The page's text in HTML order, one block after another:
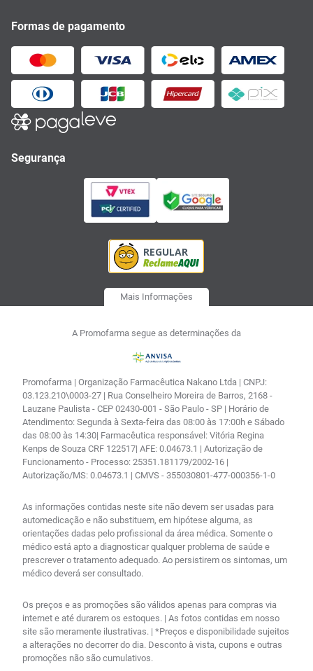
Formas de pagamento
Segurança
Mais Informações
A Promofarma segue as determinações da
Promofarma | Organização Farmacêutica Nakano Ltda | CNPJ:
03.123.210\0003-27 | Rua Conselheiro Moreira de Barros, 2168 -
Lauzane Paulista - CEP 02430-001 - São Paulo - SP | Horário de
Atendimento: Segunda à Sexta-feira das 08:00 às 17:00h e Sábado
das 08:00 às 14:30| Farmacêutica responsável: Vitória Regina
Kenps de Souza CRF 122517| AFE: 0.04673.1 | Autorização de
Funcionamento - Processo: 25351.181179/2002-16 |
Autorização/MS: 0.04673.1 | CMVS - 355030801-477-000356-1-0
As informações contidas neste site não devem ser usadas para
automedicação e não substituem, em hipótese alguma, as
orientações dadas pelo profissional da área médica. Somente o
médico está apto a diagnosticar qualquer problema de saúde e
prescrever o tratamento adequado. Ao persistirem os sintomas, um
médico deverá ser consultado.
Os preços e as promoções são válidos apenas para compras via
internet e até durarem os estoques. | As fotos contidas em nosso
site são meramente ilustrativas. | *Preços e disponibilidade sujeitos
a alterações no decorrer do dia. Desconto à vista, cupons e outras
promoções não são cumulativos.